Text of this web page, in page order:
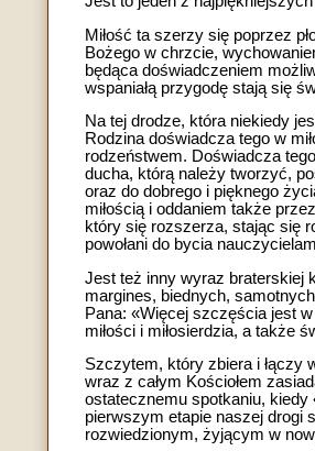
Miłość ta szerzy się poprzez
Bożego w chrzcie,
będąca doświadczeniem
wspaniałą przygodę stają się
Na tej drodze, która niekiedy
Rodzina doświadcza tego w
rodzeństwem. Doświadcza
ducha, którą należy tworzyć,
oraz do dobrego i pięknego
miłością i oddaniem także
który się rozszerza, stając się
powołani do bycia
Jest też inny wyraz braterskiej
margines, biednych,
Pana: «Więcej szczęścia jest
miłości i miłosierdzia, a także
Szczytem, który zbiera i łączy
wraz z całym Kościołem
ostatecznemu spotkaniu,
pierwszym etapie naszej drogi
rozwiedzionym, żyjącym w